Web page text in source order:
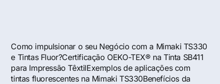
Como impulsionar o seu Negócio com a Mimaki TS330
e Tintas Fluor?Certificação OEKO-TEX® na Tinta SB411
para Impressão TêxtilExemplos de aplicações com
tintas fluorescentes na Mimaki TS330Benefícios da